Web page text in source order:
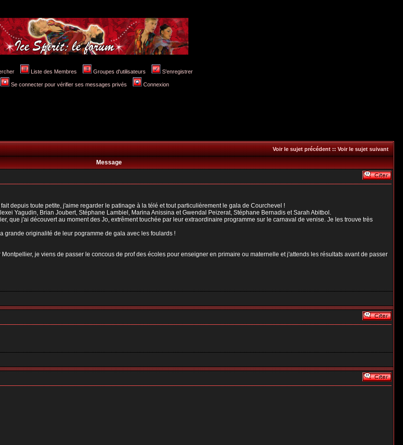
Liste des Membres Groupes d'utilisateurs S'enregistrer
Se connecter pour vérifier ses messages privés Connexion
Voir le sujet précédent::Voir le sujet suivant
Message
depuis toute petite, j'aime regarder le patinage à la télé et tout particulièrement le gala de Courchevel !
Yagudin, Brian Joubert, Stéphane Lambiel, Marina Anissina et Gwendal Peizerat, Stéphane Bernadis et Sarah Abitbol.
que j'ai découvert au moment des Jo, extrêment touchée par leur extraordinaire programme sur le carnaval de venise. Je les trouve très
grande originalité de leur pogramme de gala avec les foulards !
je viens de passer le concous de prof des écoles pour enseigner en primaire ou maternelle et j'attends les résultats avant de passer